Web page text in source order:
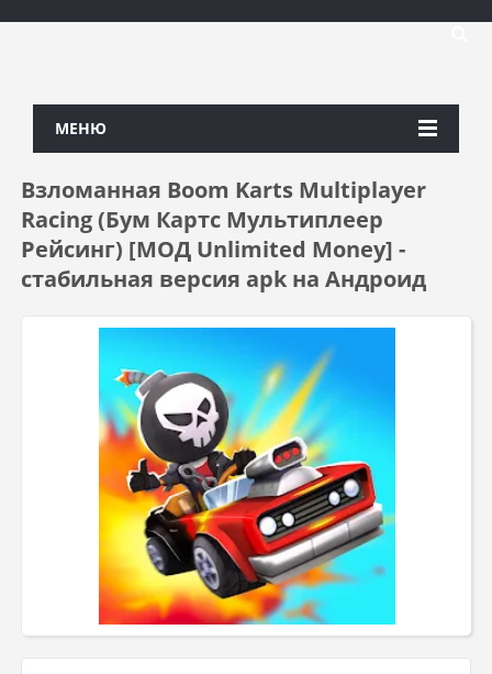
МЕНЮ
Взломанная Boom Karts Multiplayer
Racing (Бум Картс Мультиплеер
Рейсинг) [МОД Unlimited Money] -
стабильная версия apk на Андроид